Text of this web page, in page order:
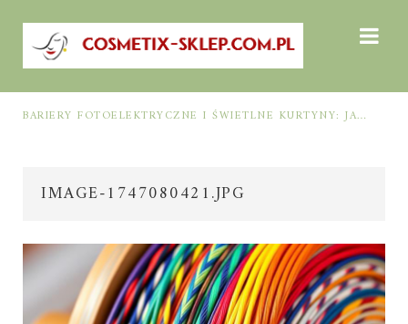
BARIERY FOTOELEKTRYCZNE I ŚWIETLNE KURTYNY: JAK DOBRAĆ ROZWIĄZANIE DO BEZPIECZEŃSTWA FUNKCJONALNEGO (MUTING, BLANKING, TYP 2 I TYP 4)
IMAGE-1747080421.JPG